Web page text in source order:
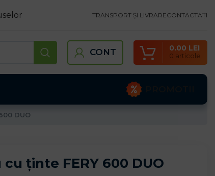
TRANSPORT ȘI LIVRARECONTACTAȚI
CONT 0 articole
0.00 LEI
DUO
ținte FERY 600 DUO